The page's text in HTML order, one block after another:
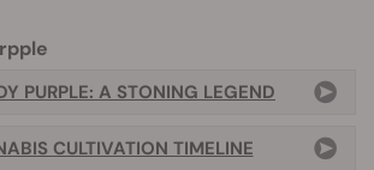
PURPLE: A STONING LEGEND
CULTIVATION TIMELINE